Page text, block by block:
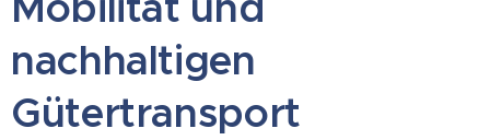
nachhaltigen
Gütertransport